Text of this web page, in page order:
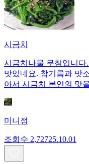
시금치
시금치나물 무침입니다
맛있네요. 참기름과 맛
아서 시금치 본연의 맛
미니정
조회수 2,72725.10.01